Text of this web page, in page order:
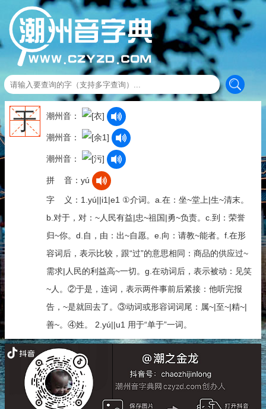
于 潮州音：
潮州音：
潮州音：
拼 音：yú
字 义：1.yú||i1|e1 ①介词。a.在：坐~堂上|生~清末。
b.对于，对：~人民有益|忠~祖国|勇~负责。c.到：荣誉
归~你。d.自，由：出~自愿。e.向：请教~能者。f.在形
容词后，表示比较，跟“过”的意思相同：商品的供应过~
需求|人民的利益高~一切。g.在动词后，表示被动：见笑
~人。②于是，连词，表示两件事前后紧接：他听完报
告，~是就回去了。③动词或形容词词尾：属~|至~|精~|
善~。④姓。 2.yú||u1 用于“单于”一词。